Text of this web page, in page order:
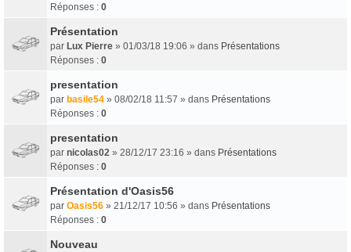
Réponses : 0
Présentation
par Lux Pierre » 01/03/18 19:06 » dans Présentations
Réponses : 0
presentation
par basile54 » 08/02/18 11:57 » dans Présentations
Réponses : 0
presentation
par nicolas02 » 28/12/17 23:16 » dans Présentations
Réponses : 0
Présentation d'Oasis56
par Oasis56 » 21/12/17 10:56 » dans Présentations
Réponses : 0
Nouveau